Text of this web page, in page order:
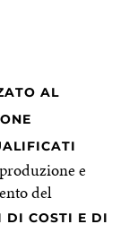
AL
e
del
DI COSTI E DI